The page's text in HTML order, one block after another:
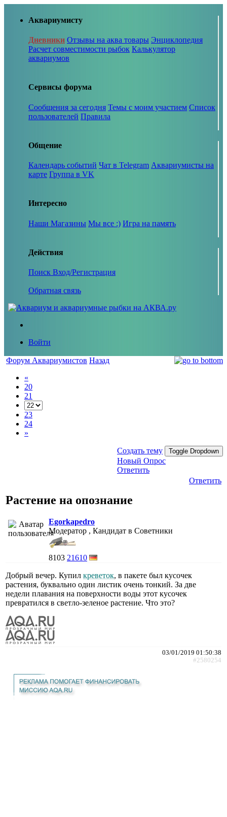
Аквариумисту
Дневники Отзывы на аква товары Энциклопедия
Расчет совместимости рыбок Калькулятор
аквариумов
Сервисы форума
Сообщения за сегодня Темы с моим участием Список
пользователей Правила
Общение
Календарь событий Чат в Telegram Аквариумисты на
карте Группа в VK
Интересно
Наши Магазины Мы все :) Игра на память
Действия
Поиск Вход/Регистрация
Обратная связь
Войти
Форум Аквариумистов Назад
«
20
21
23
24
»
Создать тему Toggle Dropdown
Новый Опрос
Ответить
Ответить
Растение на опознание
Egorkapedro
Модератор , Кандидат в Советники
8103 21610
Добрый вечер. Купил креветок, в пакете был кусочек
растения, буквально один листик очень тонкий. За две
недели плавания на поверхности воды этот кусочек
превратился в светло-зеленое растение. Что это?
03/01/2019 01:50:38
#2580254